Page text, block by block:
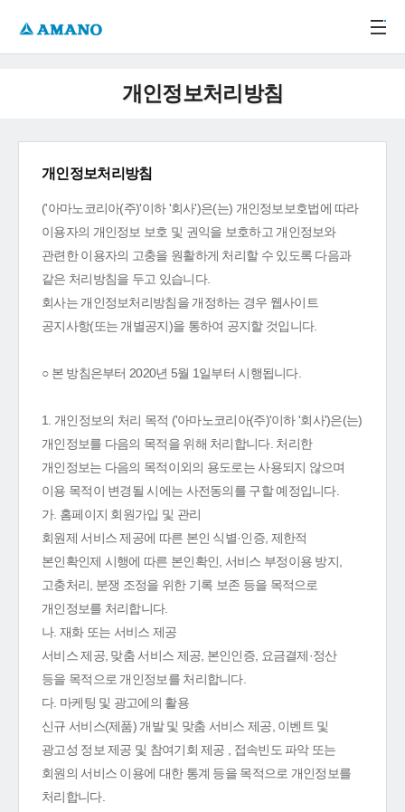
개인정보처리방침
개인정보처리방침
('아마노코리아(주)'이하 '회사')은(는) 개인정보보호법에 따라
이용자의 개인정보 보호 및 권익을 보호하고 개인정보와
관련한 이용자의 고충을 원활하게 처리할 수 있도록 다음과
같은 처리방침을 두고 있습니다.
회사는 개인정보처리방침을 개정하는 경우 웹사이트
공지사항(또는 개별공지)을 통하여 공지할 것입니다.
○ 본 방침은부터 2020년 5월 1일부터 시행됩니다.
1. 개인정보의 처리 목적 ('아마노코리아(주)'이하 '회사')은(는)
개인정보를 다음의 목적을 위해 처리합니다. 처리한
개인정보는 다음의 목적이외의 용도로는 사용되지 않으며
이용 목적이 변경될 시에는 사전동의를 구할 예정입니다.
가. 홈페이지 회원가입 및 관리
회원제 서비스 제공에 따른 본인 식별·인증, 제한적
본인확인제 시행에 따른 본인확인, 서비스 부정이용 방지,
고충처리, 분쟁 조정을 위한 기록 보존 등을 목적으로
개인정보를 처리합니다.
나. 재화 또는 서비스 제공
서비스 제공, 맞춤 서비스 제공, 본인인증, 요금결제·정산
등을 목적으로 개인정보를 처리합니다.
다. 마케팅 및 광고에의 활용
신규 서비스(제품) 개발 및 맞춤 서비스 제공, 이벤트 및
광고성 정보 제공 및 참여기회 제공 , 접속빈도 파악 또는
회원의 서비스 이용에 대한 통계 등을 목적으로 개인정보를
처리합니다.